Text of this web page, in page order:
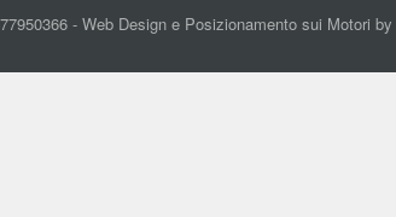
- Web Design e Posizionamento sui Motori by